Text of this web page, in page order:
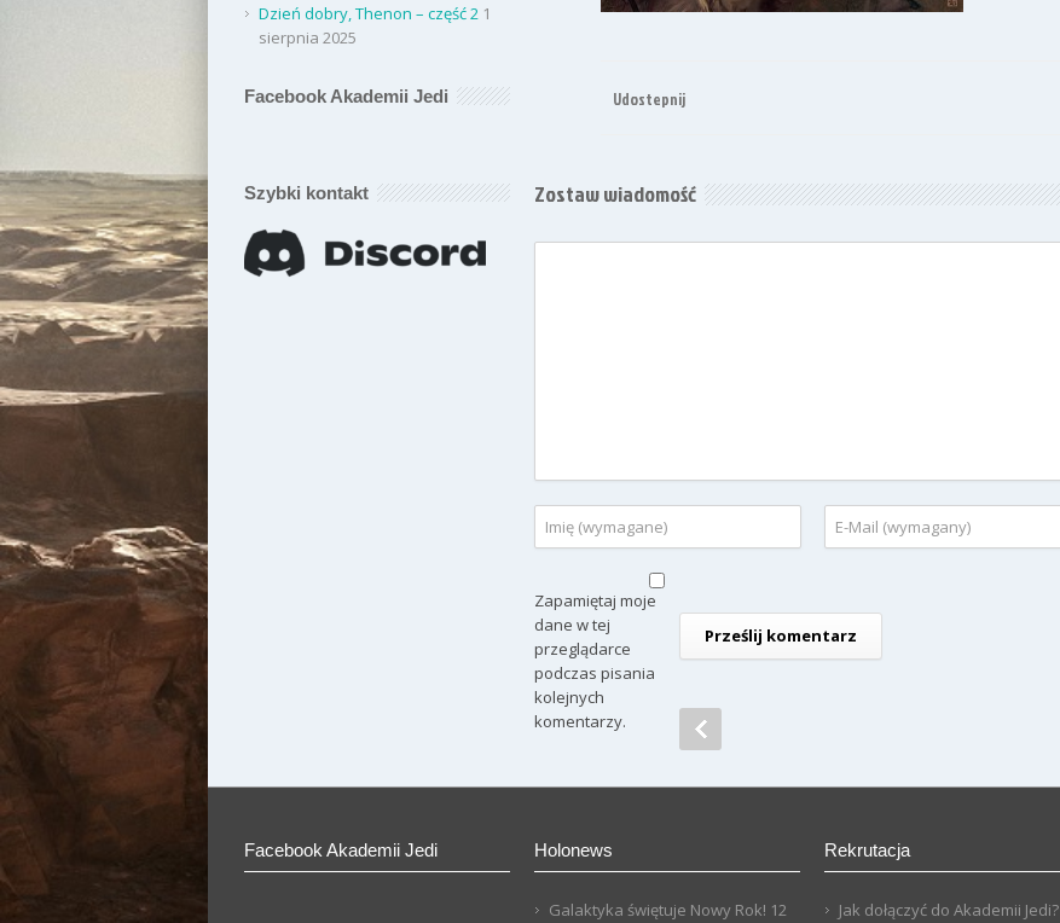
Udostepnij
Zostaw wiadomość
Zapamiętaj moje
dane w tej
przeglądarce
podczas pisania
kolejnych
komentarzy.
Dzień dobry, Thenon – część 2 1
sierpnia 2025
Facebook Akademii Jedi
Szybki kontakt
Facebook Akademii Jedi Holonews
Galaktyka świętuje Nowy Rok! 12
Rekrutacja
Jak dołączyć do Akademii Jedi?